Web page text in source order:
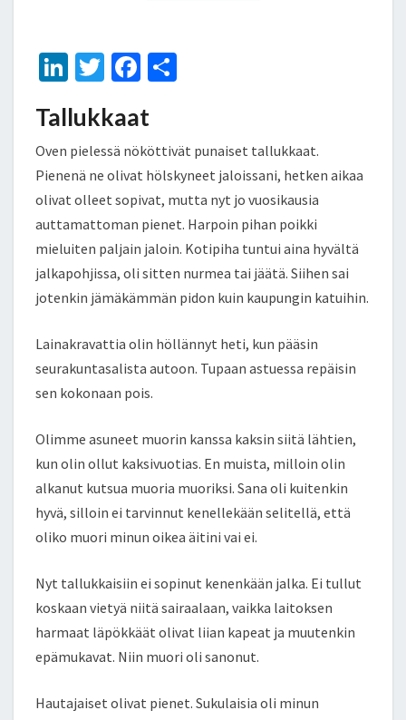
Li
ke
dI
n
T
tt
er
Fa
b
o
o
k
e
Tallukkaat
Oven pielessä nököttivät punaiset tallukkaat.
Pienenä ne olivat hölskyneet jaloissani, hetken aikaa
olivat olleet sopivat, mutta nyt jo vuosikausia
auttamattoman pienet. Harpoin pihan poikki
mieluiten paljain jaloin. Kotipiha tuntui aina hyvältä
jalkapohjissa, oli sitten nurmea tai jäätä. Siihen sai
jotenkin jämäkämmän pidon kuin kaupungin katuihin.
Lainakravattia olin höllännyt heti, kun pääsin
seurakuntasalista autoon. Tupaan astuessa repäisin
sen kokonaan pois.
Olimme asuneet muorin kanssa kaksin siitä lähtien,
kun olin ollut kaksivuotias. En muista, milloin olin
alkanut kutsua muoria muoriksi. Sana oli kuitenkin
hyvä, silloin ei tarvinnut kenellekään selitellä, että
oliko muori minun oikea äitini vai ei.
Nyt tallukkaisiin ei sopinut kenenkään jalka. Ei tullut
koskaan vietyä niitä sairaalaan, vaikka laitoksen
harmaat läpökkäät olivat liian kapeat ja muutenkin
epämukavat. Niin muori oli sanonut.
Hautajaiset olivat pienet. Sukulaisia oli minun